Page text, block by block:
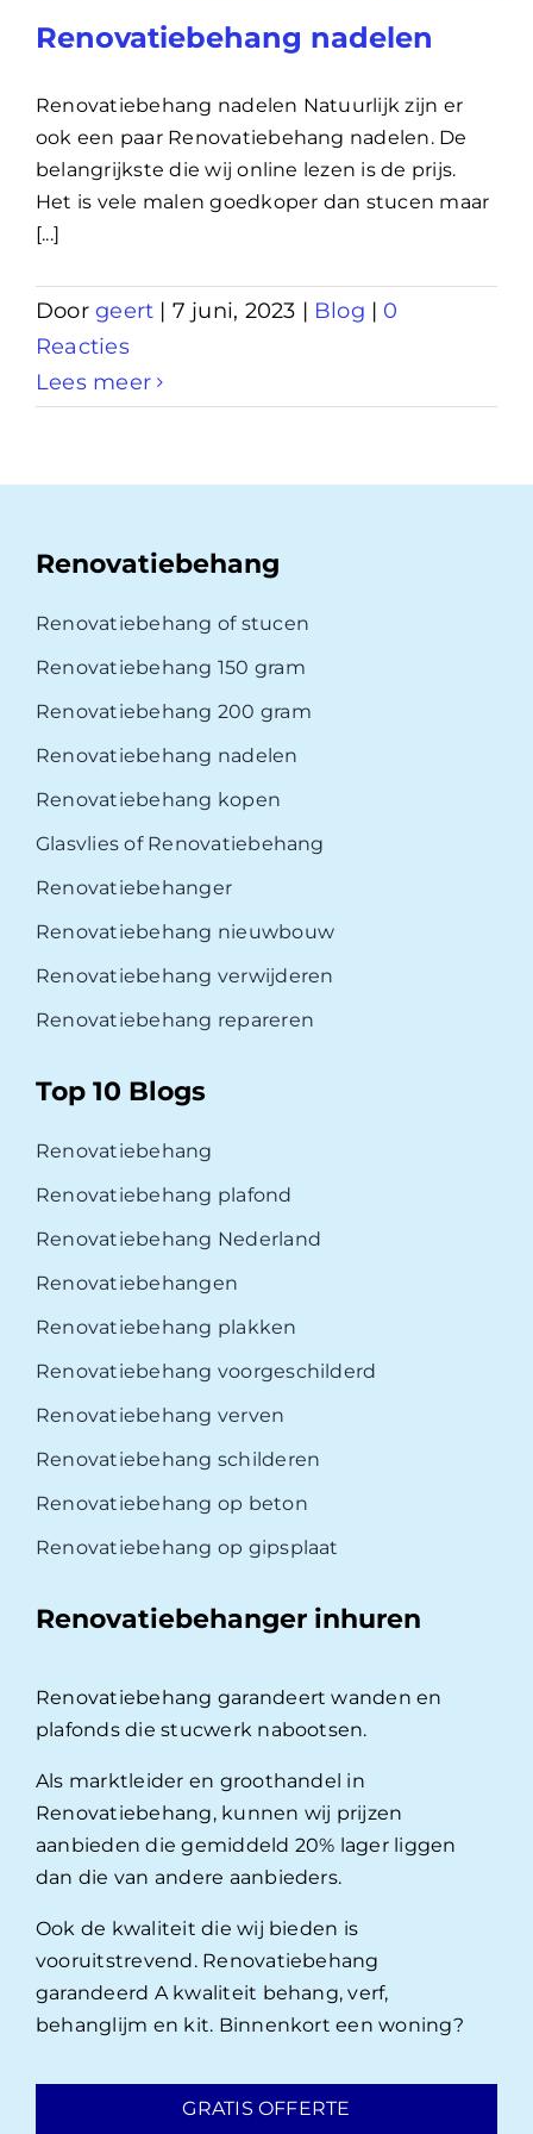
Renovatiebehang nadelen
Renovatiebehang nadelen Natuurlijk zijn er
ook een paar Renovatiebehang nadelen. De
belangrijkste die wij online lezen is de prijs.
Het is vele malen goedkoper dan stucen maar
[...]
Doorgeert | 7 juni, 2023 | Blog | 0
Reacties
Lees meer
Renovatiebehang
Renovatiebehang of stucen
Renovatiebehang 150 gram
Renovatiebehang 200 gram
Renovatiebehang nadelen
Renovatiebehang kopen
Glasvlies of Renovatiebehang
Renovatiebehanger
Renovatiebehang nieuwbouw
Renovatiebehang verwijderen
Renovatiebehang repareren
Top 10 Blogs
Renovatiebehang
Renovatiebehang plafond
Renovatiebehang Nederland
Renovatiebehangen
Renovatiebehang plakken
Renovatiebehang voorgeschilderd
Renovatiebehang verven
Renovatiebehang schilderen
Renovatiebehang op beton
Renovatiebehang op gipsplaat
Renovatiebehanger inhuren
Renovatiebehang garandeert wanden en
plafonds die stucwerk nabootsen.
Als marktleider en groothandel in
Renovatiebehang, kunnen wij prijzen
aanbieden die gemiddeld 20% lager liggen
dan die van andere aanbieders.
Ook de kwaliteit die wij bieden is
vooruitstrevend. Renovatiebehang
garandeerd A kwaliteit behang, verf,
behanglijm en kit. Binnenkort een woning?
GRATIS OFFERTE